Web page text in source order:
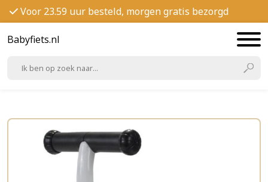
Voor 23.59 uur besteld, morgen gratis bezorgd
Babyfiets.nl